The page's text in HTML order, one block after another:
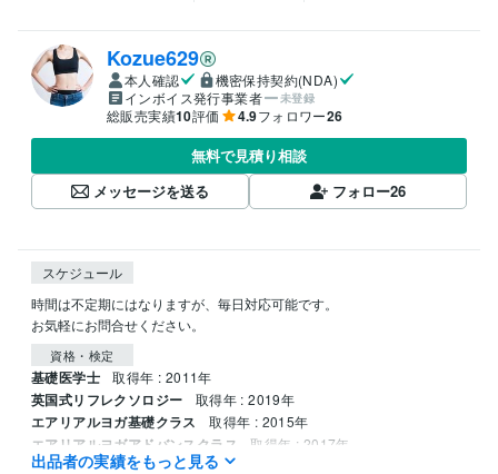
Kozue629
本人確認
機密保持契約(NDA)
インボイス発行事業者
未登録
総販売実績10評価 4.9フォロワー26
無料で見積り相談
メッセージを送る
フォロー26
スケジュール
時間は不定期にはなりますが、毎日対応可能です。
お気軽にお問合せください。
資格・検定
基礎医学士 取得年 : 2011年
英国式リフレクソロジー 取得年 : 2019年
エアリアルヨガ基礎クラス 取得年 : 2015年
エアリアルヨガアドバンスクラス 取得年 : 2017年
出品者の実績をもっと見る